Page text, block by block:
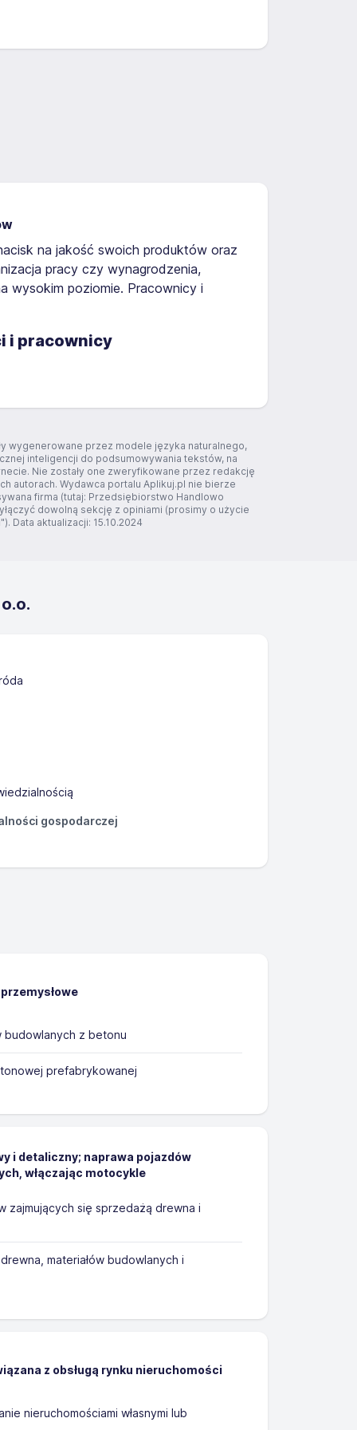
na jakość swoich produktów oraz
pracy czy wynagrodzenia,
wysokim poziomie. Pracownicy i
i pracownicy
wygenerowane przez modele języka naturalnego,
inteligencji do podsumowywania tekstów, na
Nie zostały one zweryfikowane przez redakcję
autorach. Wydawca portalu Aplikuj.pl nie bierze
firma (tutaj: Przedsiębiorstwo Handlowo
dowolną sekcję z opiniami (prosimy o użycie
Data aktualizacji: 15.10.2024
gospodarczej
budowlanych z betonu
prefabrykowanej
i detaliczny; naprawa pojazdów
włączając motocykle
zajmujących się sprzedażą drewna i
materiałów budowlanych i
z obsługą rynku nieruchomości
nieruchomościami własnymi lub